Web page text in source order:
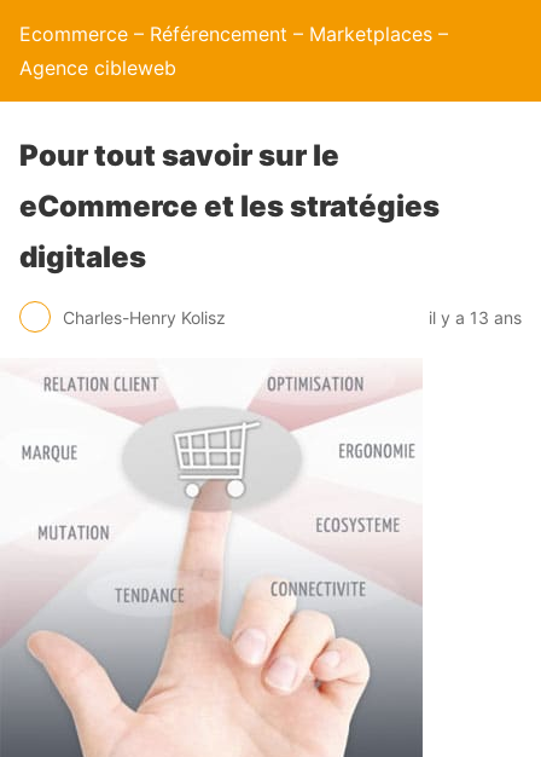
Ecommerce – Référencement – Marketplaces –
Agence cibleweb
Pour tout savoir sur le
eCommerce et les stratégies
digitales
Charles-Henry Kolisz il y a 13 ans